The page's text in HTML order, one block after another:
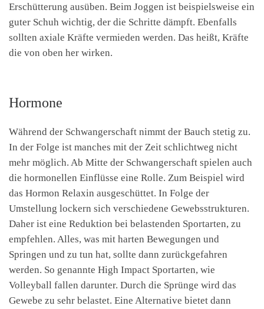
Erschütterung ausüben. Beim Joggen ist beispielsweise ein
guter Schuh wichtig, der die Schritte dämpft. Ebenfalls
sollten axiale Kräfte vermieden werden. Das heißt, Kräfte
die von oben her wirken.
Hormone
Während der Schwangerschaft nimmt der Bauch stetig zu.
In der Folge ist manches mit der Zeit schlichtweg nicht
mehr möglich. Ab Mitte der Schwangerschaft spielen auch
die hormonellen Einflüsse eine Rolle. Zum Beispiel wird
das Hormon Relaxin ausgeschüttet. In Folge der
Umstellung lockern sich verschiedene Gewebsstrukturen.
Daher ist eine Reduktion bei belastenden Sportarten, zu
empfehlen. Alles, was mit harten Bewegungen und
Springen und zu tun hat, sollte dann zurückgefahren
werden. So genannte High Impact Sportarten, wie
Volleyball fallen darunter. Durch die Sprünge wird das
Gewebe zu sehr belastet. Eine Alternative bietet dann